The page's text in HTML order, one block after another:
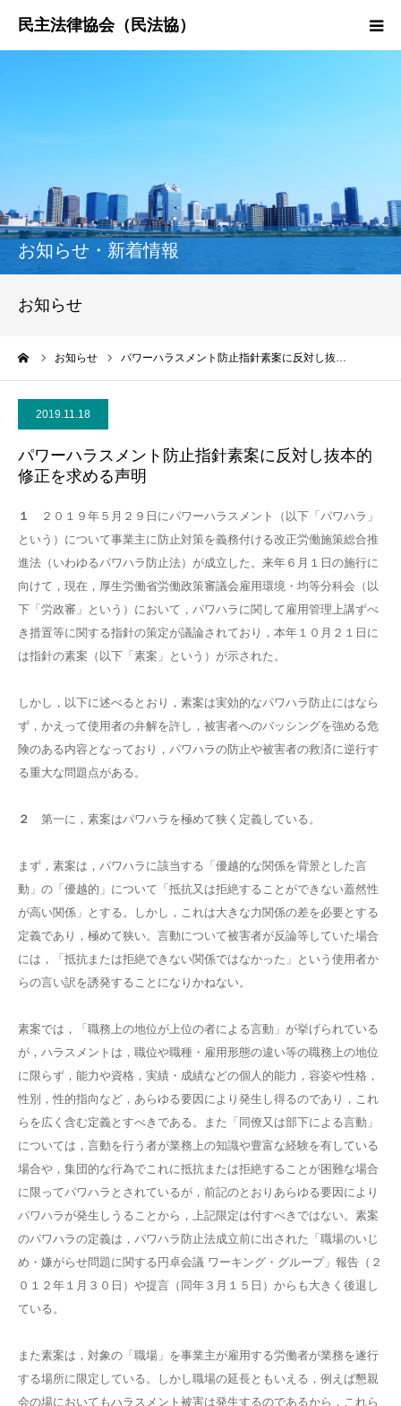
お知らせ・新着情報
お知らせ
お知らせ パワーハラスメント防止指針素案に反対し抜…
2019.11.18
パワーハラスメント防止指針素案に反対し抜本的
修正を求める声明
１
２０１９年５月２９日にパワーハラスメント（以下「パワハラ」
という）について事業主に防止対策を義務付ける改正労働施策総合推
進法（いわゆるパワハラ防止法）が成立した。来年６月１日の施行に
向けて，現在，厚生労働省労働政策審議会雇用環境・均等分科会（以
下「労政審」という）において，パワハラに関して雇用管理上講ずべ
き措置等に関する指針の策定が議論されており，本年１０月２１日に
は指針の素案（以下「素案」という）が示された。
しかし，以下に述べるとおり，素案は実効的なパワハラ防止にはなら
ず，かえって使用者の弁解を許し，被害者へのバッシングを強める危
険のある内容となっており，パワハラの防止や被害者の救済に逆行す
る重大な問題点がある。
２ 第一に，素案はパワハラを極めて狭く定義している。
まず，素案は，パワハラに該当する「優越的な関係を背景とした言
動」の「優越的」について「抵抗又は拒絶することができない蓋然性
が高い関係」とする。しかし，これは大きな力関係の差を必要とする
定義であり，極めて狭い。言動について被害者が反論等していた場合
には，「抵抗または拒絶できない関係ではなかった」という使用者か
らの言い訳を誘発することになりかねない。
素案では，「職務上の地位が上位の者による言動」が挙げられている
が，ハラスメントは，職位や職種・雇用形態の違い等の職務上の地位
に限らず，能力や資格，実績・成績などの個人的能力，容姿や性格，
性別，性的指向など，あらゆる要因により発生し得るのであり，これ
らを広く含む定義とすべきである。また「同僚又は部下による言動」
については，言動を行う者が業務上の知識や豊富な経験を有している
場合や，集団的な行為でこれに抵抗または拒絶することが困難な場合
に限ってパワハラとされているが，前記のとおりあらゆる要因により
パワハラが発生しうることから，上記限定は付すべきではない。素案
のパワハラの定義は，パワハラ防止法成立前に出された「職場のいじ
め・嫌がらせ問題に関する円卓会議 ワーキング・グループ」報告（２
０１２年１月３０日）や提言（同年３月１５日）からも大きく後退し
ている。
また素案は，対象の「職場」を事業主が雇用する労働者が業務を遂行
する場所に限定している。しかし職場の延長ともいえる，例えば懇親
会の場においてもハラスメント被害は発生するのであるから，これら
決議・声明・意見書